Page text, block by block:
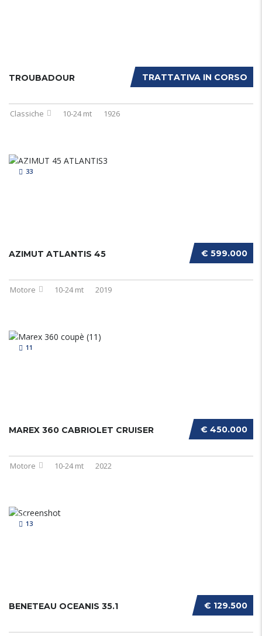
TRATTATIVA IN CORSO
TROUBADOUR
Classiche 10-24 mt 1926
33
€ 599.000
AZIMUT ATLANTIS 45
Motore 10-24 mt 2019
11
€ 450.000
MAREX 360 CABRIOLET CRUISER
Motore 10-24 mt 2022
13
€ 129.500
BENETEAU OCEANIS 35.1